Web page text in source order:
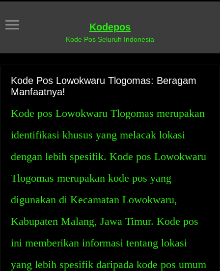
Kodepos
Kode Pos Seluruh Indonesia
Kode Pos Lowokwaru Tlogomas: Beragam
Manfaatnya!
Kode pos Lowokwaru Tlogomas merupakan
identifikasi khusus yang melacak lokasi
dengan lebih spesifik. Kode pos Lowokwaru
Tlogomas merupakan kode pos yang
digunakan di Kecamatan Lowokwaru,
Kabupaten Malang, Jawa Timur. Kode pos
ini memberikan informasi tentang lokasi
yang lebih spesifik daripada kode pos umum